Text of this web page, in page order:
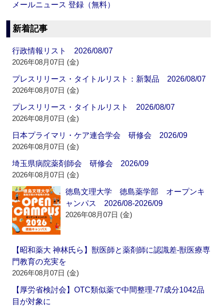
メールニュース 登録（無料）
新着記事
行政情報リスト 2026/08/07
2026年08月07日 (金)
プレスリリース・タイトルリスト：新製品 2026/08/07
2026年08月07日 (金)
プレスリリース・タイトルリスト 2026/08/07
2026年08月07日 (金)
日本プライマリ・ケア連合学会 研修会 2026/09
2026年08月07日 (金)
埼玉県病院薬剤師会 研修会 2026/09
2026年08月07日 (金)
徳島文理大学 徳島薬学部 オープンキ
ャンパス 2026/08-2026/09
2026年08月07日 (金)
【昭和薬大 神林氏ら】獣医師と薬剤師に認識差‐獣医療専
門教育の充実を
2026年08月07日 (金)
【厚労省検討会】OTC類似薬で中間整理‐77成分1042品
目が対象に